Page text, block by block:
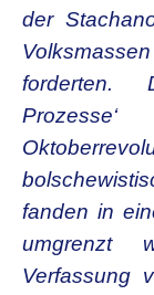
der
forderten.
fanden in
umgrenzt
Verfassung